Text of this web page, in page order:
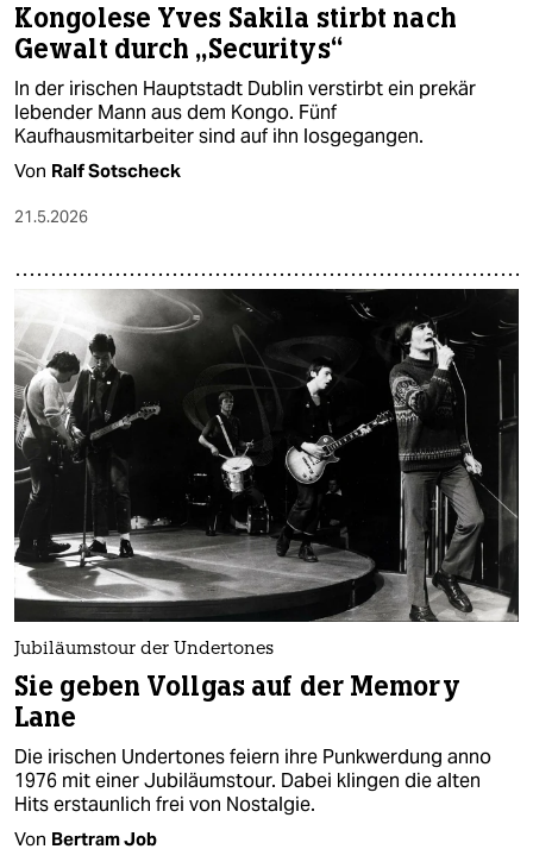
Kongolese Yves Sakila stirbt nach
Gewalt durch „Securitys“
In der irischen Hauptstadt Dublin verstirbt ein prekär
lebender Mann aus dem Kongo. Fünf
Kaufhausmitarbeiter sind auf ihn losgegangen.
Von Ralf Sotscheck
21.5.2026
Jubiläumstour der Undertones
Sie geben Vollgas auf der Memory
Lane
Die irischen Undertones feiern ihre Punkwerdung anno
1976 mit einer Jubiläumstour. Dabei klingen die alten
Hits erstaunlich frei von Nostalgie.
Von Bertram Job